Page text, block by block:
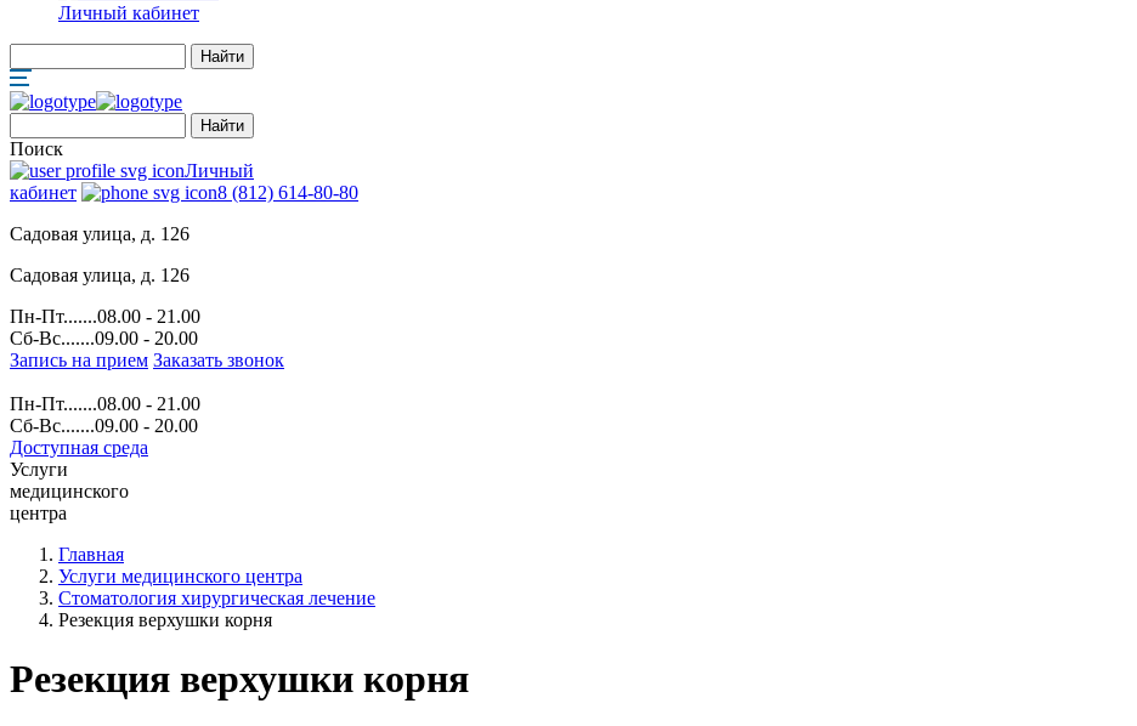
Личный кабинет
Поиск
Личный
кабинет
8 (812) 614-80-80
Садовая улица, д. 126
Садовая улица, д. 126
Пн-Пт.......08.00 - 21.00
Сб-Вс.......09.00 - 20.00
Запись на прием Заказать звонок
Пн-Пт.......08.00 - 21.00
Сб-Вс.......09.00 - 20.00
Доступная среда
Услуги
медицинского
центра
Главная
Услуги медицинского центра
Стоматология хирургическая лечение
Резекция верхушки корня
Резекция верхушки корня